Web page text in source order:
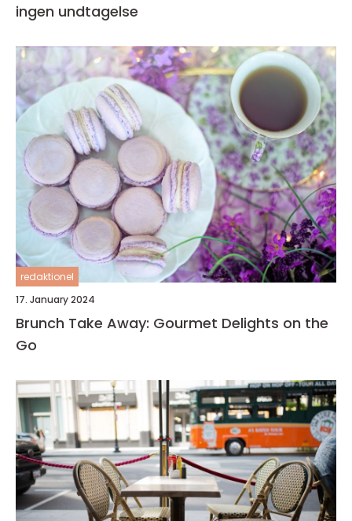
ingen undtagelse
redaktionel
17. January 2024
Brunch Take Away: Gourmet Delights on the
Go